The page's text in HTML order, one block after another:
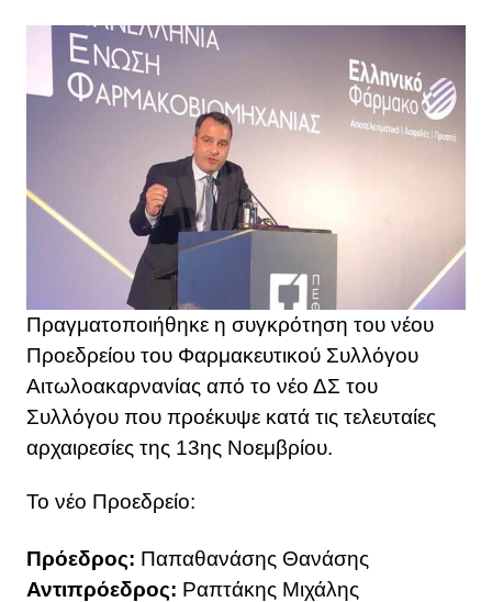
Πραγματοποιήθηκε η συγκρότηση του νέου
Προεδρείου του Φαρμακευτικού Συλλόγου
Αιτωλοακαρνανίας από το νέο ΔΣ του
Συλλόγου που προέκυψε κατά τις τελευταίες
αρχαιρεσίες της 13ης Νοεμβρίου.
Το νέο Προεδρείο:
Πρόεδρος: Παπαθανάσης Θανάσης
Αντιπρόεδρος: Ραπτάκης Μιχάλης